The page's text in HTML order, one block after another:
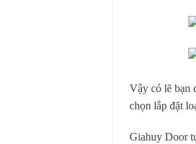
Vậy có lẽ bạn
chọn lắp đặt
Giahuy Door